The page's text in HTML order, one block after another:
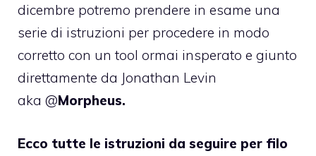
dicembre potremo prendere in esame una
serie di istruzioni per procedere in modo
corretto con un tool ormai insperato e giunto
direttamente da Jonathan Levin
aka @Morpheus.
Ecco tutte le istruzioni da seguire per filo